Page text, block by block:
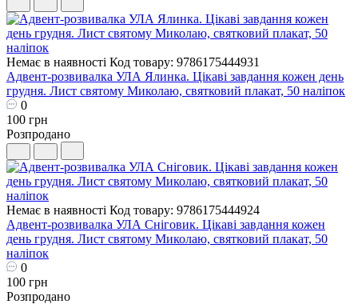
Немає в наявності Код товару: 9786175444931
Адвент-розвивалка УЛА Ялинка. Цікаві завдання кожен день
грудня. Лист святому Миколаю, святковий плакат, 50 наліпок
0
100 грн
Розпродано
Немає в наявності Код товару: 9786175444924
Адвент-розвивалка УЛА Сніговик. Цікаві завдання кожен
день грудня. Лист святому Миколаю, святковий плакат, 50
наліпок
0
100 грн
Розпродано